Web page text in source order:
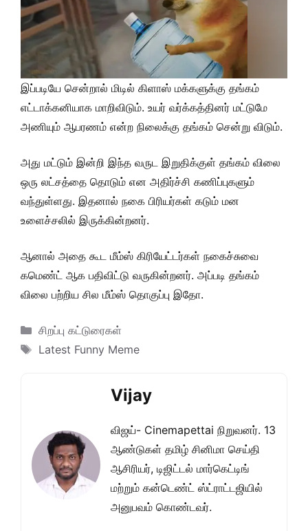
இப்படியே சென்றால் மிடில் கிளாஸ் மக்களுக்கு தங்கம்
எட்டாக்கனியாக மாறிவிடும். உயர் வர்க்கத்தினர் மட்டுமே
அணியும் ஆபரணம் என்ற நிலைக்கு தங்கம் சென்று விடும்.
அது மட்டும் இன்றி இந்த வருட இறுதிக்குள் தங்கம் விலை
ஒரு லட்சத்தை தொடும் என அதிர்ச்சி கணிப்புகளும்
வந்துள்ளது. இதனால் நகை பிரியர்கள் கடும் மன
உளைச்சலில் இருக்கின்றனர்.
ஆனால் அதை கூட மீம்ஸ் கிரியேட்டர்கள் நகைச்சுவை
கமெண்ட் ஆக பதிவிட்டு வருகின்றனர். அப்படி தங்கம்
விலை பற்றிய சில மீம்ஸ் தொகுப்பு இதோ.
Categories
சிறப்பு கட்டுரைகள்
Tags
Latest Funny Meme
Vijay
விஜய்- Cinemapettai நிறுவனர். 13
ஆண்டுகள் தமிழ் சினிமா செய்தி
ஆசிரியர், டிஜிட்டல் மார்கெட்டிங்
மற்றும் கன்டெண்ட் ஸ்ட்ராட்டஜியில்
அனுபவம் கொண்டவர்.